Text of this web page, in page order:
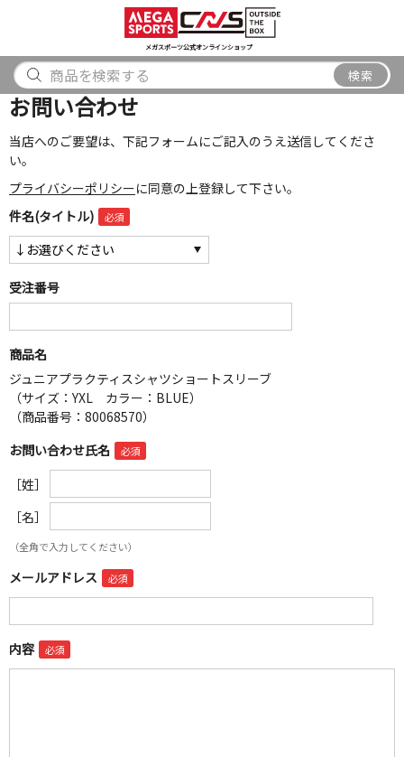
メガスポーツ公式オンラインショップ
検索
アウトドア
から探す
ブランド
から探す
検索
お問い合わせ
当店へのご要望は、下記フォームにご記入のうえ送信してくださ
い。
プライバシーポリシーに同意の上登録して下さい。
件名(タイトル)
受注番号
商品名
ジュニアプラクティスシャツショートスリーブ
（サイズ：YXL カラー：BLUE）
（商品番号：80068570）
お問い合わせ氏名
［姓］
［名］
（全角で入力してください）
メールアドレス
内容